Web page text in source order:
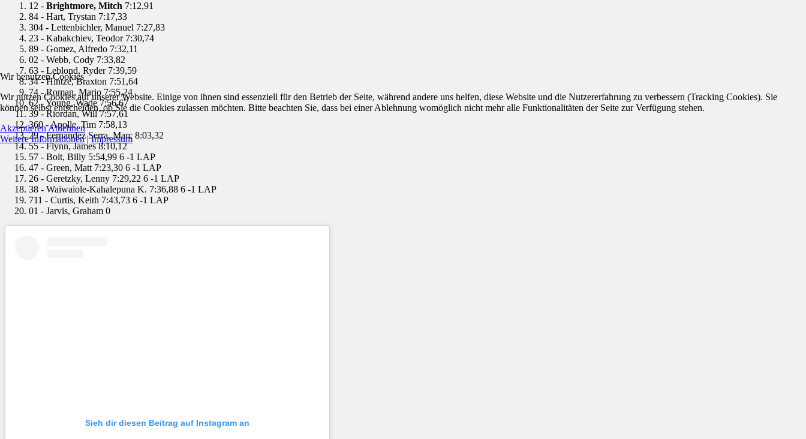
12 - Brightmore, Mitch 7:12,91
84 - Hart, Trystan 7:17,33
304 - Lettenbichler, Manuel 7:27,83
23 - Kabakchiev, Teodor 7:30,74
89 - Gomez, Alfredo 7:32,11
02 - Webb, Cody 7:33,82
63 - Leblond, Ryder 7:39,59
34 - Hintze, Braxton 7:51,64
74 - Roman, Mario 7:55,24
62 - Young, Wade 7:56,67
39 - Riordan, Will 7:57,61
360 - Apolle, Tim 7:58,13
29 - Fernandez Serra, Marc 8:03,32
55 - Flynn, James 8:10,12
57 - Bolt, Billy 5:54,99 6 -1 LAP
47 - Green, Matt 7:23,30 6 -1 LAP
26 - Geretzky, Lenny 7:29,22 6 -1 LAP
38 - Waiwaiole-Kahalepuna K. 7:36,88 6 -1 LAP
711 - Curtis, Keith 7:43,73 6 -1 LAP
01 - Jarvis, Graham 0
Sieh dir diesen Beitrag auf Instagram an
Wir benutzen Cookies
Wir nutzen Cookies auf unserer Website. Einige von ihnen sind essenziell für den Betrieb der Seite, während andere uns helfen, diese Website und die Nutzererfahrung zu verbessern (Tracking Cookies). Sie
können selbst entscheiden, ob Sie die Cookies zulassen möchten. Bitte beachten Sie, dass bei einer Ablehnung womöglich nicht mehr alle Funktionalitäten der Seite zur Verfügung stehen.
AkzeptierenAblehnen
Weitere Informationen|Impressum